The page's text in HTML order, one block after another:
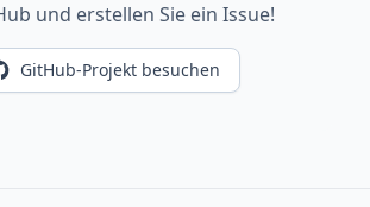
und erstellen Sie ein Issue!
GitHub-Projekt besuchen